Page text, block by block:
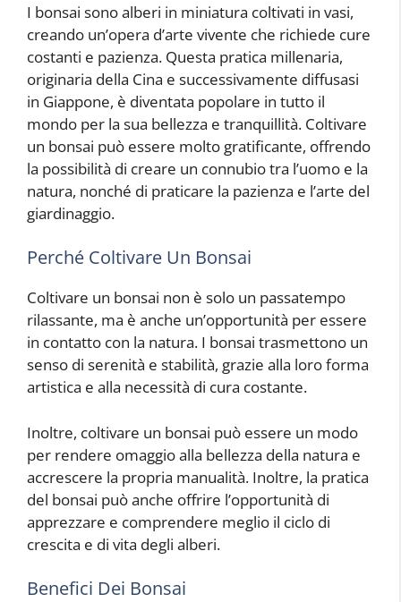
I bonsai sono alberi in miniatura coltivati in vasi,
creando un’opera d’arte vivente che richiede cure
costanti e pazienza. Questa pratica millenaria,
originaria della Cina e successivamente diffusasi
in Giappone, è diventata popolare in tutto il
mondo per la sua bellezza e tranquillità. Coltivare
un bonsai può essere molto gratificante, offrendo
la possibilità di creare un connubio tra l’uomo e la
natura, nonché di praticare la pazienza e l’arte del
giardinaggio.
Perché Coltivare Un Bonsai
Coltivare un bonsai non è solo un passatempo
rilassante, ma è anche un’opportunità per essere
in contatto con la natura. I bonsai trasmettono un
senso di serenità e stabilità, grazie alla loro forma
artistica e alla necessità di cura costante.
Inoltre, coltivare un bonsai può essere un modo
per rendere omaggio alla bellezza della natura e
accrescere la propria manualità. Inoltre, la pratica
del bonsai può anche offrire l’opportunità di
apprezzare e comprendere meglio il ciclo di
crescita e di vita degli alberi.
Benefici Dei Bonsai